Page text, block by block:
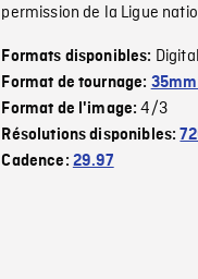
permission de la Ligue
Formats disponibles:
Format de tournage:
Format de l'image:4/3
Résolutions disponibles:
Cadence: 29.97